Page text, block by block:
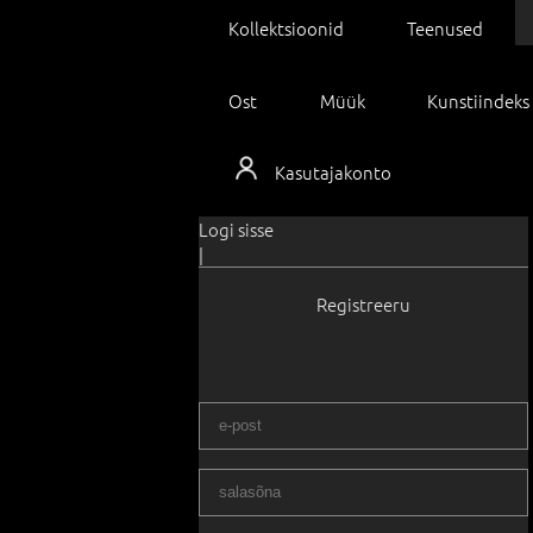
Kollektsioonid Teenused
Ost Müük Kunstiindeks
Kasutajakonto
Logi sisse
|
Registreeru